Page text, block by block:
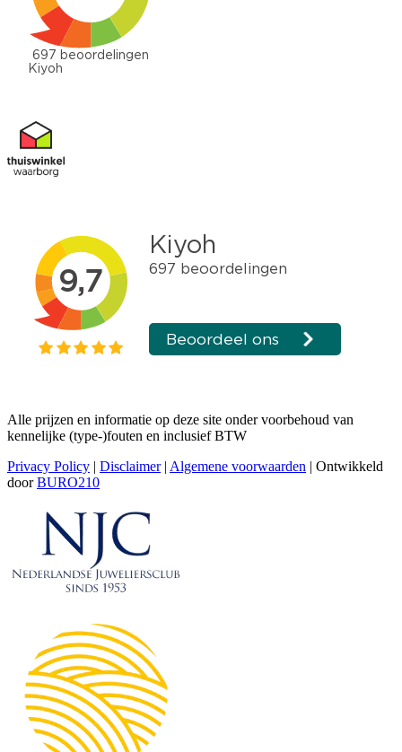
Alle prijzen en informatie op deze site onder voorbehoud van
kennelijke (type-)fouten en inclusief BTW
Privacy Policy | Disclaimer| Algemene voorwaarden | Ontwikkeld
doorBURO210